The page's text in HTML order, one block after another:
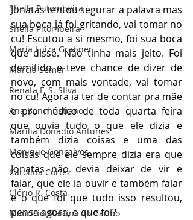
Sheila Putombeira
Sheila Pitombeira
Maria Luiza Grabner
Marcia Semer
Renata F. S. SIlva
Ana Bonchristiano
Marilia Donadio Antunes
Monique Gonçalves
Carolina Cortez
Clério R. Costa
Maurício Martins do Carmo
Jonatas tentou segurar a palavra mas
sua boca já foi gritando, vai tomar no
cu! Escutou a si mesmo, foi sua boca
que disse. Não tinha mais jeito. Foi
demitido e teve chance de dizer de
novo, com mais vontade, vai tomar
no cu! Agora ia ter de contar pra mãe
e pro médico de toda quarta feira
que ouvia tudo o que ele dizia e
também dizia coisas e uma das
coisas que ele sempre dizia era que
Jonatas não devia deixar de vir e
falar, que ele ia ouvir e também falar
e o que foi que tudo isso resultou,
pensa agora, o que foi?